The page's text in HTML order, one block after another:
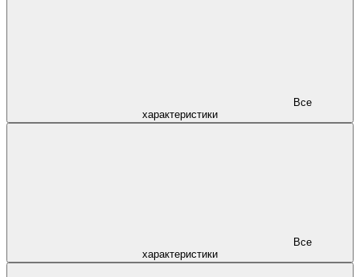
характеристики
характеристики